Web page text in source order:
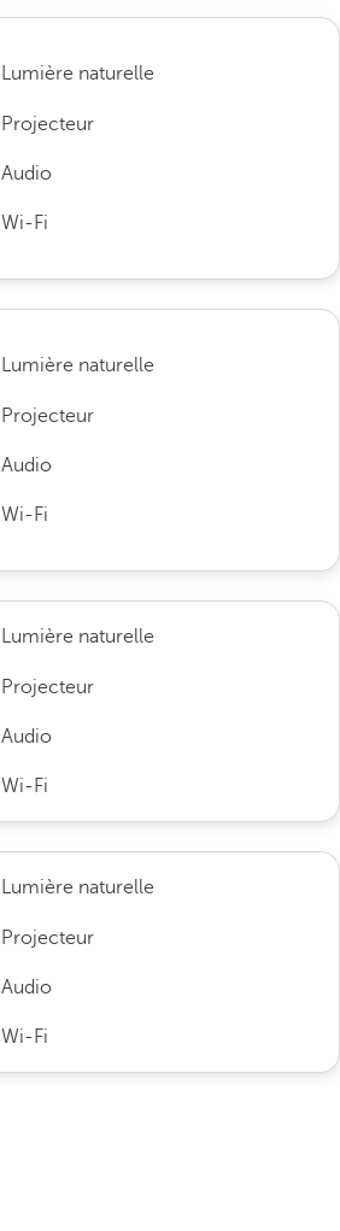
Lumière naturelle
Projecteur
Audio
Wi-Fi
Lumière naturelle
Projecteur
Audio
Wi-Fi
Lumière naturelle
Projecteur
Audio
Wi-Fi
Lumière naturelle
Projecteur
Audio
Wi-Fi